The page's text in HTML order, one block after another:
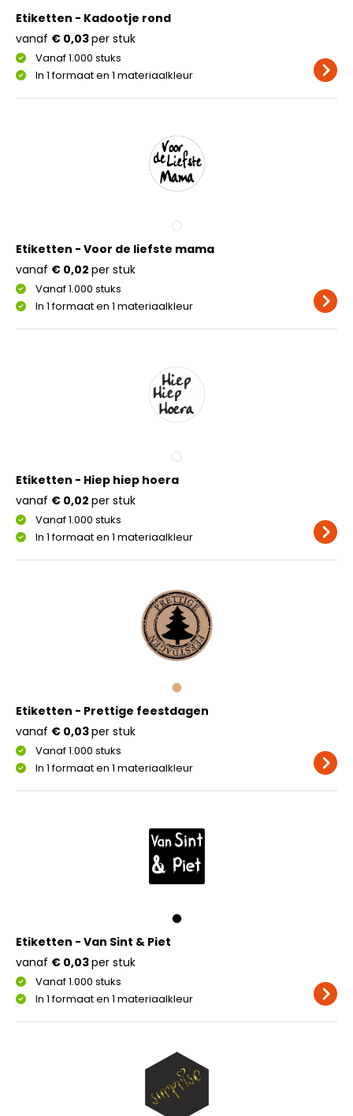
Etiketten - Kadootje rond
Vanaf 1.000 stuks
In 1 formaat en 1 materiaalkleur
vanaf € 0,03per stuk
Etiketten - Voor de liefste mama
Vanaf 1.000 stuks
In 1 formaat en 1 materiaalkleur
vanaf € 0,02 per stuk
Etiketten - Hiep hiep hoera
Vanaf 1.000 stuks
In 1 formaat en 1 materiaalkleur
vanaf € 0,02 per stuk
Etiketten - Prettige feestdagen
Vanaf 1.000 stuks
In 1 formaat en 1 materiaalkleur
vanaf € 0,03per stuk
Etiketten - Van Sint & Piet
Vanaf 1.000 stuks
In 1 formaat en 1 materiaalkleur
vanaf € 0,03per stuk